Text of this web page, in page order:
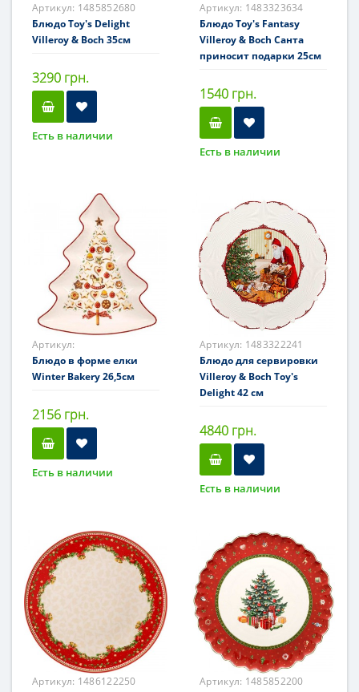
Артикул: 1485852680
Блюдо Toy's Delight
Villeroy & Boch 35см
3290 грн.
Есть в наличии
Артикул: 1483323634
Блюдо Toy's Fantasy
Villeroy & Boch Санта
приносит подарки 25см
1540 грн.
Есть в наличии
Артикул:
11486123760151-
Блюдо в форме елки
Winter Bakery 26,5см
2156 грн.
Есть в наличии
Артикул: 1483322241
Блюдо для сервировки
Villeroy & Boch Toy's
Delight 42 см
4840 грн.
Есть в наличии
Артикул: 1486122250
Артикул: 1485852200